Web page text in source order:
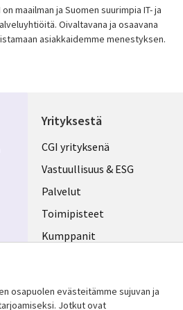
maailman ja Suomen suurimpia IT- ja
Oivaltavana ja osaavana
asiakkaidemme menestyksen.
Yrityksestä
Useful
links
FINLAND
CGI yrityksenä
Vastuullisuus & ESG
Palvelut
Toimipisteet
Kumppanit
osapuolen evästeitämme sujuvan ja
Jotkut ovat